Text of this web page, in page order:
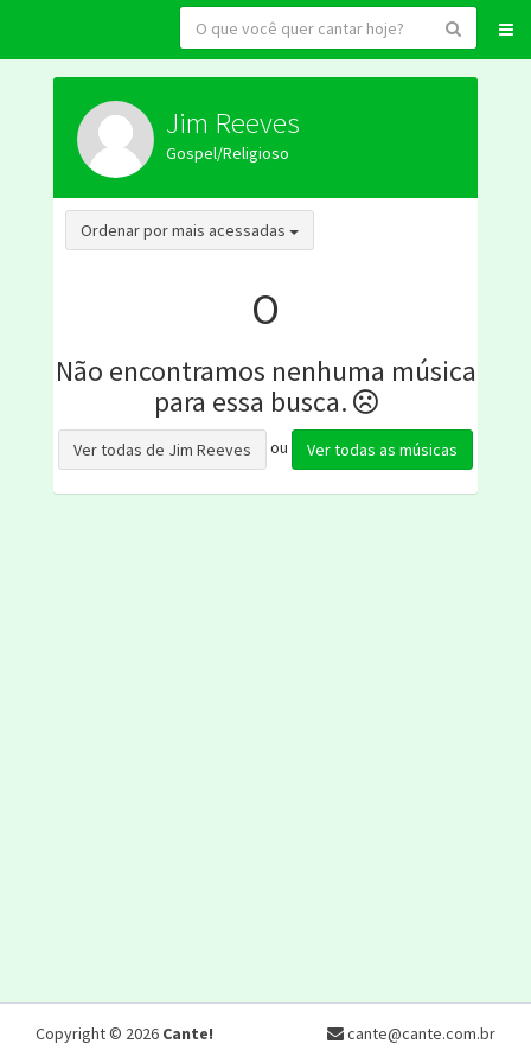
Jim Reeves
Gospel/Religioso
Ordenar por mais acessadas Toggle Dropdown
O
Não encontramos nenhuma música
para essa busca.
Ver todas de Jim Reeves ou Ver todas as músicas
Copyright © 2026 Cante! cante@cante.com.br